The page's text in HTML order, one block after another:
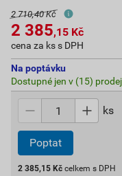
2 710,40 Kč
2 385,15 Kč
cena za ks s DPH
Na poptávku
Dostupné jen v (15)
ks
Poptat
2 385,15 Kč celkem s DPH